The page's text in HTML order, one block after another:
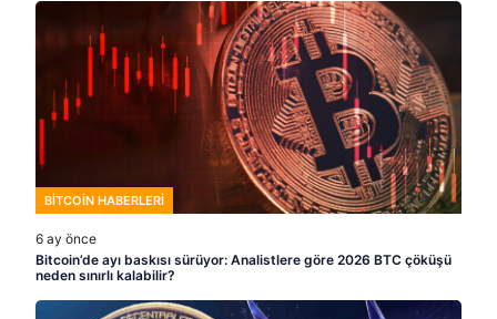
BITCOIN HABERLERI
6 ay önce
Bitcoin’de ayı baskısı sürüyor: Analistlere göre 2026 BTC çöküşü
neden sınırlı kalabilir?